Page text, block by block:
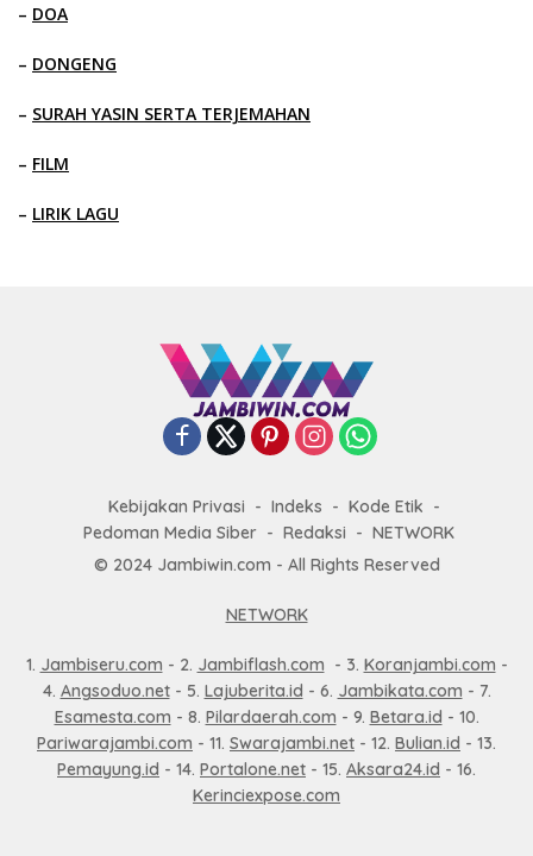
– DOA
– DONGENG
– SURAH YASIN SERTA TERJEMAHAN
– FILM
– LIRIK LAGU
Kebijakan Privasi Indeks
Kode Etik
Pedoman Media Siber
Redaksi
NETWORK
© 2024 Jambiwin.com - All Rights Reserved
NETWORK
1. Jambiseru.com - 2. Jambiflash.com - 3. Koranjambi.com -
4. Angsoduo.net- 5. Lajuberita.id - 6. Jambikata.com - 7.
Esamesta.com - 8. Pilardaerah.com - 9. Betara.id - 10.
Pariwarajambi.com - 11. Swarajambi.net - 12. Bulian.id - 13.
Pemayung.id - 14. Portalone.net - 15. Aksara24.id - 16.
Kerinciexpose.com